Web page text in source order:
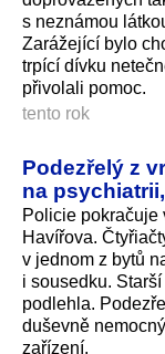
s neznámou
Zarážející bylo
trpící dívku
přivolali pomoc.
tento rok
Podezřelý z
na
Policie pokračuje
Havířova.
v jednom z bytů
i sousedku.
podlehla.
duševně
zařízení.